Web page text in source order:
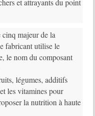
et attrayants du point
majeur de la
fabricant utilise le
le nom du composant
légumes, additifs
les vitamines pour
la nutrition à haute